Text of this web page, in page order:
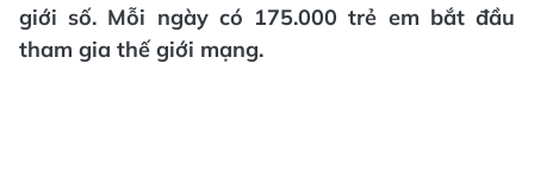
giới số. Mỗi ngày có 175.000 trẻ em bắt đầu
tham gia thế giới mạng.